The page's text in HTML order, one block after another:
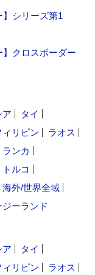
】シリーズ第1
クロスボーダー
ア
タイ
ィリピン
ラオス
ランカ
トルコ
海外/世界全域
ジーランド
ア
タイ
ィリピン ラオス